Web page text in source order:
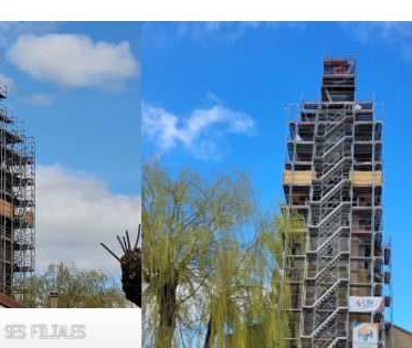
ses filiales